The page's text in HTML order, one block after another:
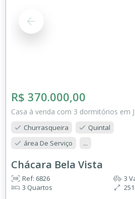
R$ 370.000,00
Casa à venda com 3 dormitórios em
Churrasqueira
Quintal
área De Serviço
...
Chácara Bela Vista
Ref: 6826
3 Quartos
3